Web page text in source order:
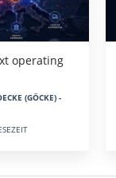
operating
(GÖCKE) -